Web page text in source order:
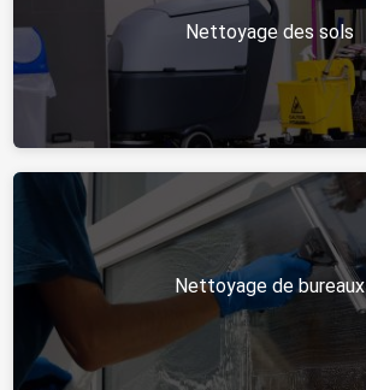
Nettoyage des sols
Nettoyage de bureaux